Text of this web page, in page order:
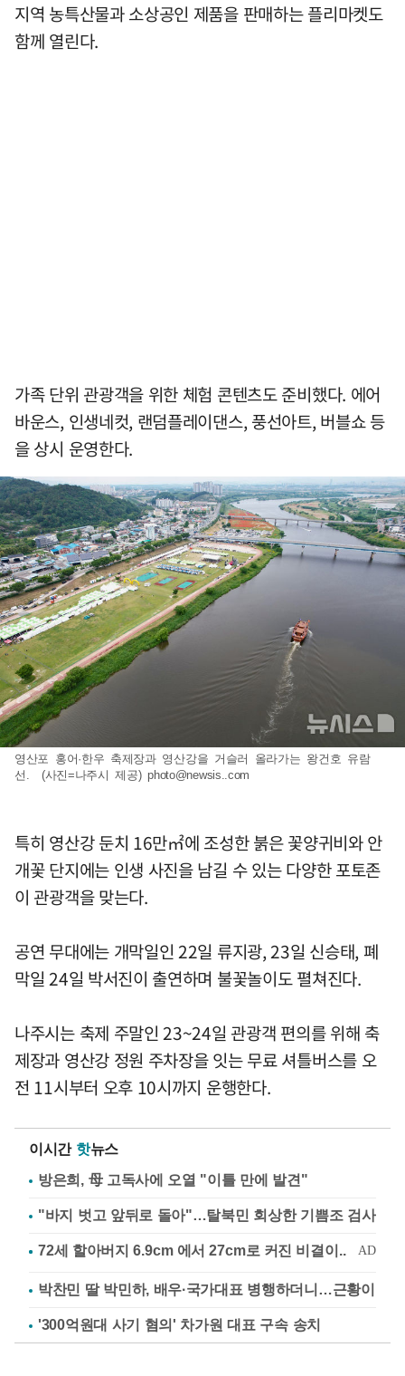
지역 농특산물과 소상공인 제품을 판매하는 플리마켓도
함께 열린다.
가족 단위 관광객을 위한 체험 콘텐츠도 준비했다. 에어
바운스, 인생네컷, 랜덤플레이댄스, 풍선아트, 버블쇼 등
을 상시 운영한다.
영산포 홍어·한우 축제장과 영산강을 거슬러 올라가는 왕건호 유람
선. (사진=나주시 제공)photo@newsis..com
특히 영산강 둔치 16만㎡에 조성한 붉은 꽃양귀비와 안
개꽃 단지에는 인생 사진을 남길 수 있는 다양한 포토존
이 관광객을 맞는다.
공연 무대에는 개막일인 22일 류지광, 23일 신승태, 폐
막일 24일 박서진이 출연하며 불꽃놀이도 펼쳐진다.
나주시는 축제 주말인 23~24일 관광객 편의를 위해 축
제장과 영산강 정원 주차장을 잇는 무료 셔틀버스를 오
전 11시부터 오후 10시까지 운행한다.
이시간 핫뉴스
방은희, 母 고독사에 오열 "이틀 만에 발견"
"바지 벗고 앞뒤로 돌아"…탈북민 회상한 기쁨조 검사
박찬민 딸 박민하, 배우·국가대표 병행하더니…근황이
'300억원대 사기 혐의' 차가원 대표 구속 송치